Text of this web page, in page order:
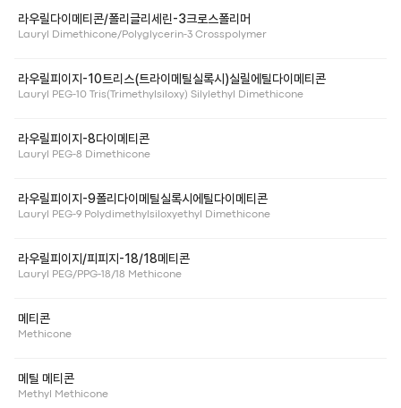
라우릴다이메티콘/폴리글리세린-3크로스폴리머
Lauryl Dimethicone/Polyglycerin-3 Crosspolymer
라우릴피이지-10트리스(트라이메틸실록시)실릴에틸다이메티콘
Lauryl PEG-10 Tris(Trimethylsiloxy) Silylethyl Dimethicone
라우릴피이지-8다이메티콘
Lauryl PEG-8 Dimethicone
라우릴피이지-9폴리다이메틸실록시에틸다이메티콘
Lauryl PEG-9 Polydimethylsiloxyethyl Dimethicone
라우릴피이지/피피지-18/18메티콘
Lauryl PEG/PPG-18/18 Methicone
메티콘
Methicone
메틸 메티콘
Methyl Methicone